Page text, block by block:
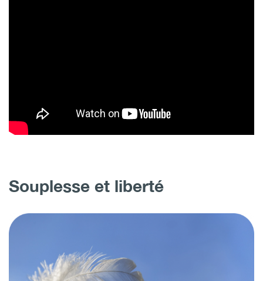
Souplesse et liberté